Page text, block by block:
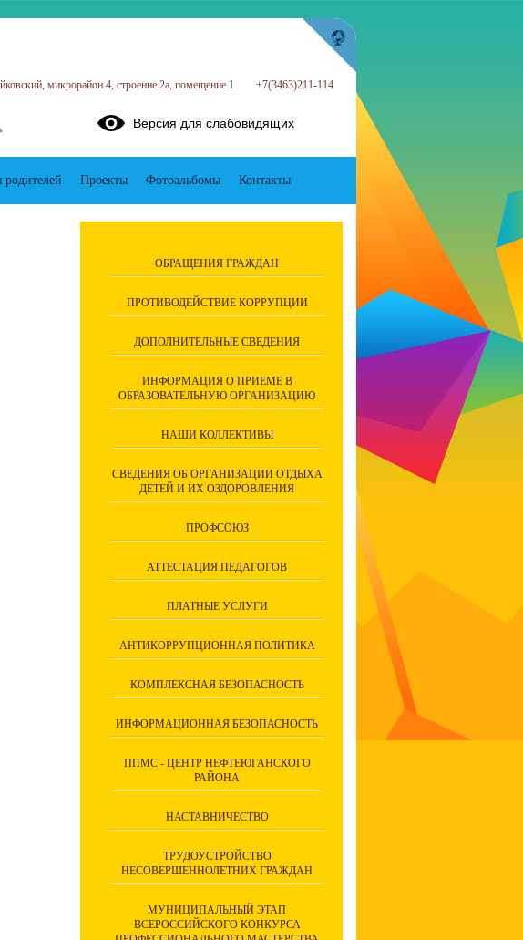
ОБРАЩЕНИЯ ГРАЖДАН
ПРОТИВОДЕЙСТВИЕ КОРРУПЦИИ
ДОПОЛНИТЕЛЬНЫЕ СВЕДЕНИЯ
ИНФОРМАЦИЯ О ПРИЕМЕ В
ОБРАЗОВАТЕЛЬНУЮ ОРГАНИЗАЦИЮ
НАШИ КОЛЛЕКТИВЫ
СВЕДЕНИЯ ОБ ОРГАНИЗАЦИИ ОТДЫХА
ДЕТЕЙ И ИХ ОЗДОРОВЛЕНИЯ
ПРОФСОЮЗ
АТТЕСТАЦИЯ ПЕДАГОГОВ
ПЛАТНЫЕ УСЛУГИ
АНТИКОРРУПЦИОННАЯ ПОЛИТИКА
КОМПЛЕКСНАЯ БЕЗОПАСНОСТЬ
ИНФОРМАЦИОННАЯ БЕЗОПАСНОСТЬ
ППМС - ЦЕНТР НЕФТЕЮГАНСКОГО
РАЙОНА
НАСТАВНИЧЕСТВО
ТРУДОУСТРОЙСТВО
НЕСОВЕРШЕННОЛЕТНИХ ГРАЖДАН
МУНИЦИПАЛЬНЫЙ ЭТАП
ВСЕРОССИЙСКОГО КОНКУРСА
микрорайон 4, строение 2а, помещение 1 +7(3463)211-114
Версия для слабовидящих
Проекты Фотоальбомы Контакты